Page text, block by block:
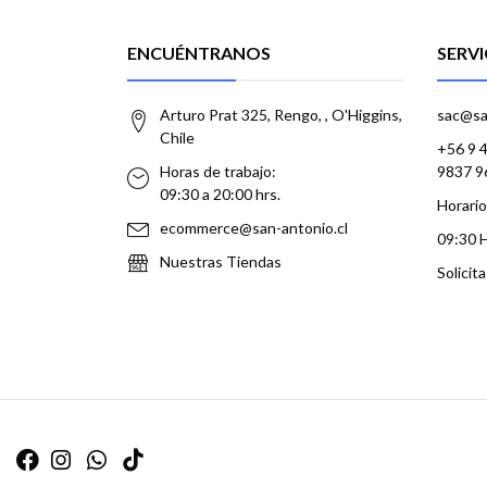
ENCUÉNTRANOS
Arturo Prat 325, Rengo, , O'Higgins,
Chile
Horas de trabajo:
09:30 a 20:00 hrs.
ecommerce@san-antonio.cl
Nuestras Tiendas
+56 9
9837
09:30